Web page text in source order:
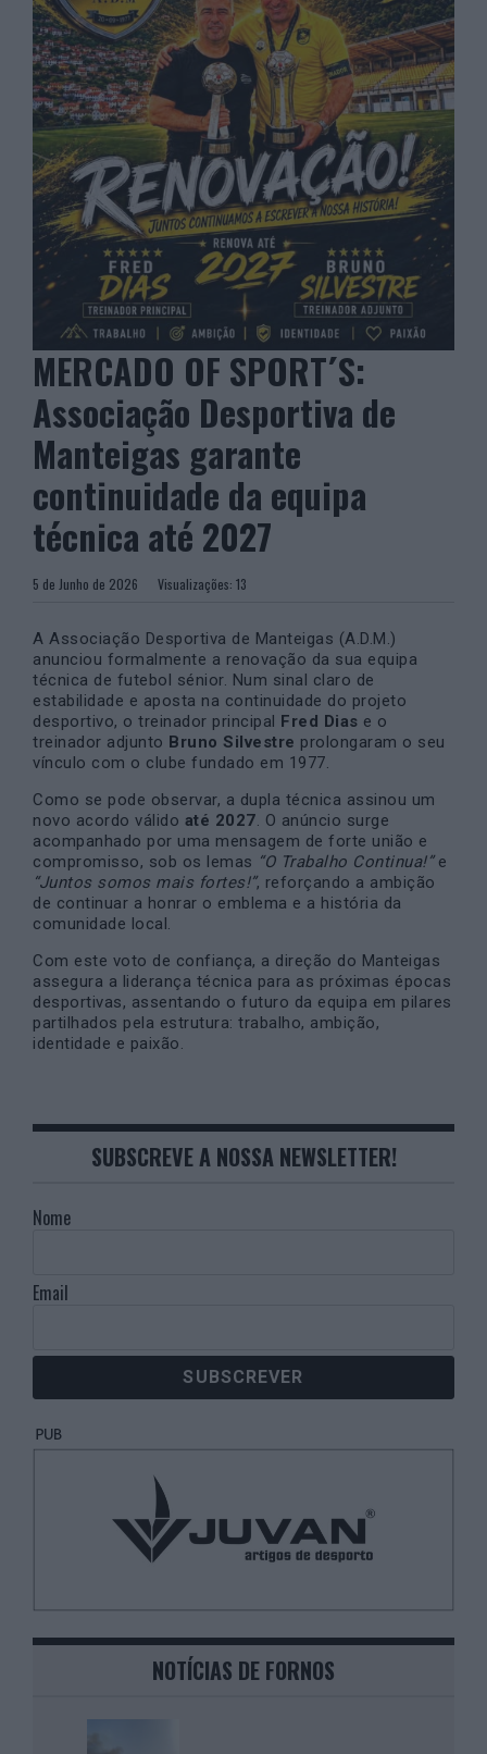
MERCADO OF SPORT´S:
Associação Desportiva de
Manteigas garante
continuidade da equipa
técnica até 2027
5 de Junho de 2026 Visualizações: 13
A Associação Desportiva de Manteigas (A.D.M.)
anunciou formalmente a renovação da sua equipa
técnica de futebol sénior. Num sinal claro de
estabilidade e aposta na continuidade do projeto
desportivo, o treinador principal Fred Dias e o
treinador adjunto Bruno Silvestre prolongaram o seu
vínculo com o clube fundado em 1977.
Como se pode observar, a dupla técnica assinou um
novo acordo válido até 2027. O anúncio surge
acompanhado por uma mensagem de forte união e
compromisso, sob os lemas “O Trabalho Continua!”e
“Juntos somos mais fortes!”, reforçando a ambição
de continuar a honrar o emblema e a história da
comunidade local.
Com este voto de confiança, a direção do Manteigas
assegura a liderança técnica para as próximas épocas
desportivas, assentando o futuro da equipa em pilares
partilhados pela estrutura: trabalho, ambição,
identidade e paixão.
SUBSCREVE A NOSSA NEWSLETTER!
Nome
Email
NOTÍCIAS DE FORNOS